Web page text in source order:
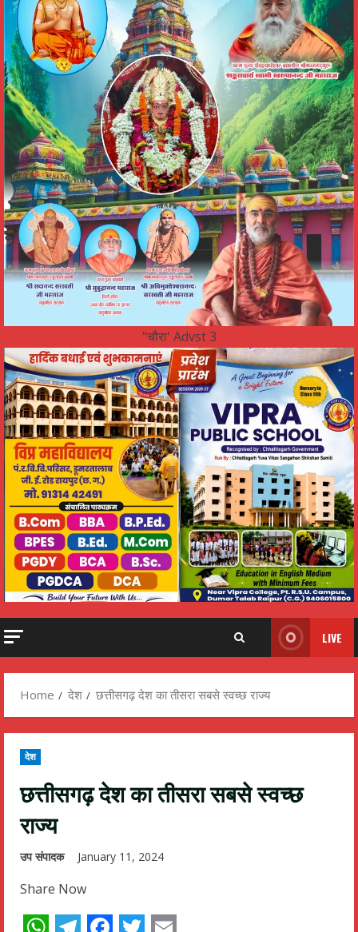
"चौरा' Advst 3
LIVE
Home देश छत्तीसगढ़ देश का तीसरा सबसे स्वच्छ राज्य
देश
छत्तीसगढ़ देश का तीसरा सबसे स्वच्छ
राज्य
उप संपादक January 11, 2024
Share Now